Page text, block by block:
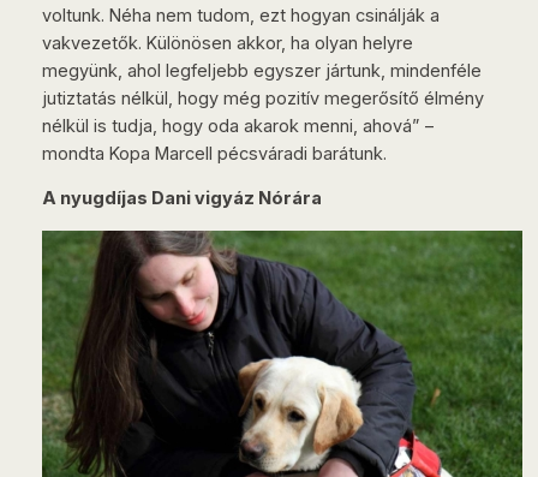
voltunk. Néha nem tudom, ezt hogyan csinálják a
vakvezetők. Különösen akkor, ha olyan helyre
megyünk, ahol legfeljebb egyszer jártunk, mindenféle
jutiztatás nélkül, hogy még pozitív megerősítő élmény
nélkül is tudja, hogy oda akarok menni, ahová” –
mondta Kopa Marcell pécsváradi barátunk.
A nyugdíjas Dani vigyáz Nórára